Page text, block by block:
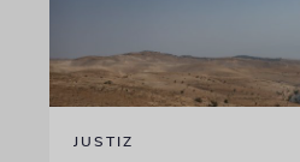
JUSTIZ